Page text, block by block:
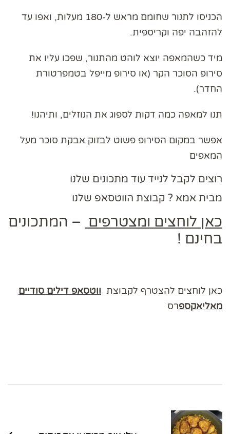
הכניסו לתנור שחומם מראש ל-180 מעלות, ואפו עד
להזהבה יפה וקריספית.
מיד כשהמאפה יוצא לוהט מהתנור, שפכו עליו את
סירופ הסוכר הקר (או סירופ מייפל בטמפרטורת
החדר).
תנו למאפה כמה דקות לספוג את הנוזלים, ותיהנו!
אפשר במקום הסירופ פשוט לבזוק אבקת סוכר מעל
המאפים
רוצים לקבל לנייד עוד מתכונים שלנו
מבית אמא ? קבוצת הווטסאפ שלנו
כאן לוחצים ומצטרפים – המתכונים
בחינם !
כאן לוחצים להצטרף לקבוצת ווטסאפ דילים סודיים
מאליאקספרס
בפוסטים